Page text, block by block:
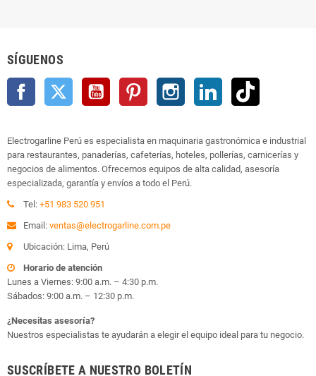
SÍGUENOS
Facebook Twitter YouTube Pinterest Instagram LinkedIn
Electrogarline Perú es especialista en maquinaria gastronómica e industrial
para restaurantes, panaderías, cafeterías, hoteles, pollerías, carnicerías y
negocios de alimentos. Ofrecemos equipos de alta calidad, asesoría
especializada, garantía y envíos a todo el Perú.
Tel: +51 983 520 951
Email: ventas@electrogarline.com.pe
Ubicación: Lima, Perú
Horario de atención
Lunes a Viernes: 9:00 a.m. – 4:30 p.m.
Sábados: 9:00 a.m. – 12:30 p.m.
¿Necesitas asesoría?
Nuestros especialistas te ayudarán a elegir el equipo ideal para tu negocio.
SUSCRÍBETE A NUESTRO BOLETÍN